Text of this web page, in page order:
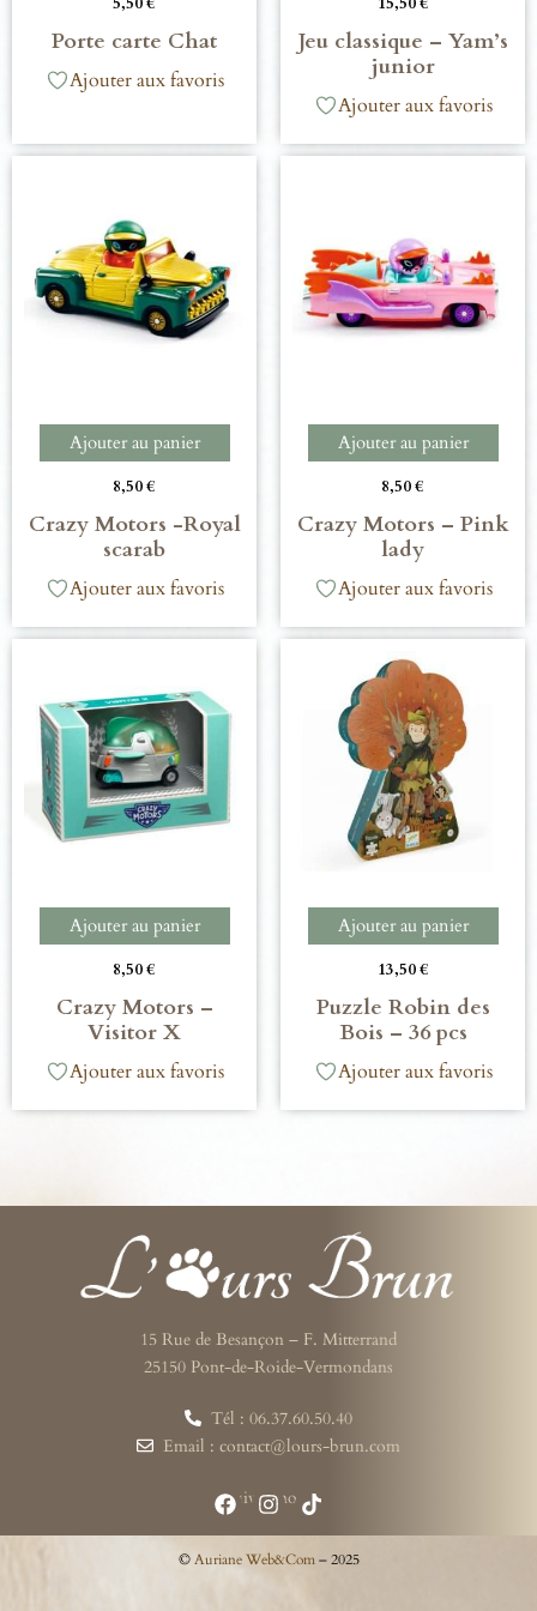
Porte carte Chat
Ajouter aux favoris
Jeu classique – Yam’s
junior
Ajouter aux favoris
Ajouter au panier
8,50€
Crazy Motors -Royal
scarab
Ajouter aux favoris
Ajouter au panier
8,50€
Crazy Motors – Pink
lady
Ajouter aux favoris
Ajouter au panier
8,50€
Crazy Motors –
Visitor X
Ajouter aux favoris
Ajouter au panier
13,50€
Puzzle Robin des
Bois – 36 pcs
Ajouter aux favoris
15 Rue de Besançon – F. Mitterrand
25150 Pont-de-Roide-Vermondans
Tél : 06.37.60.50.40
Email : contact@lours-brun.com
Suivez-nous
©Auriane Web&Com– 2025